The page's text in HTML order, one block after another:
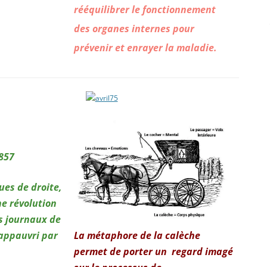
rééquilibrer le fonctionnement
des organes internes pour
prévenir et enrayer la maladie.
de droite,
révolution
journaux de
par
La métaphore de la calèche
permet de porter un regard imagé